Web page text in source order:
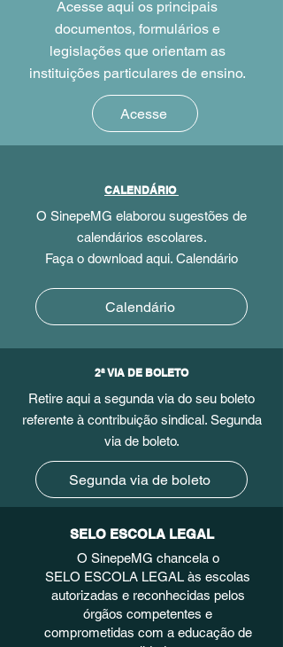
Acesse aqui os principais
documentos, formulários e
legislações que orientam as
instituições particulares de ensino.
Acesse
CALENDÁRIO
O SinepeMG elaborou sugestões de
calendários escolares.
Faça o download aqui. Calendário
Calendário
2ª VIA DE BOLETO
Retire aqui a segunda via do seu boleto
referente à contribuição sindical. Segunda
via de boleto.
Segunda via de boleto
SELO ESCOLA LEGAL
O SinepeMG chancela o
SELO ESCOLA LEGAL às escolas
autorizadas e reconhecidas pelos
órgãos competentes e
comprometidas com a educação de